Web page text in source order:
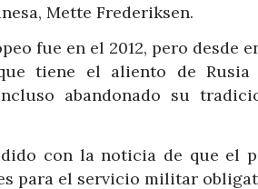
Mette Frederiksen.
fue en el 2012, pero desde
tiene el aliento de
abandonado su
con la noticia de que el
para el servicio militar